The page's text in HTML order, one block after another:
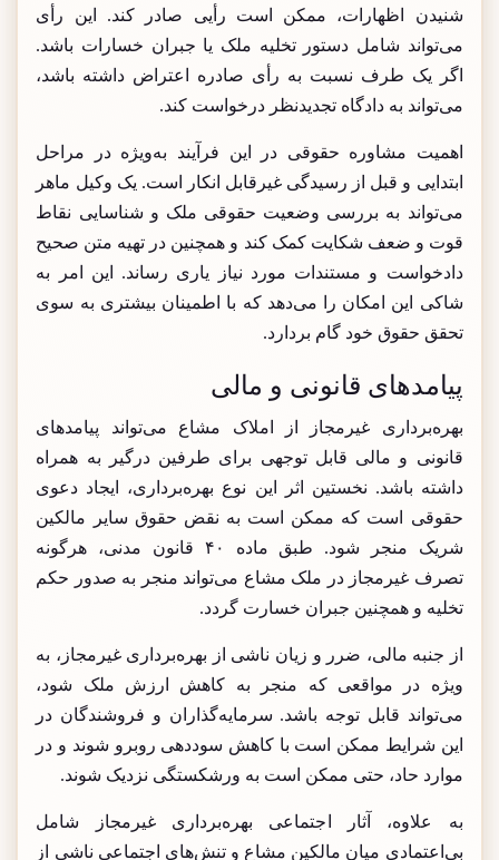
شنیدن اظهارات، ممکن است رأیی صادر کند. این رأی
می‌تواند شامل دستور تخلیه ملک یا جبران خسارات باشد.
اگر یک طرف نسبت به رأی صادره اعتراض داشته باشد،
می‌تواند به دادگاه تجدیدنظر درخواست کند.
اهمیت مشاوره حقوقی در این فرآیند به‌ویژه در مراحل
ابتدایی و قبل از رسیدگی غیرقابل انکار است. یک وکیل ماهر
می‌تواند به بررسی وضعیت حقوقی ملک و شناسایی نقاط
قوت و ضعف شکایت کمک کند و همچنین در تهیه متن صحیح
دادخواست و مستندات مورد نیاز یاری رساند. این امر به
شاکی این امکان را می‌دهد که با اطمینان بیشتری به سوی
تحقق حقوق خود گام بردارد.
پیامدهای قانونی و مالی
بهره‌برداری غیرمجاز از املاک مشاع می‌تواند پیامدهای
قانونی و مالی قابل توجهی برای طرفین درگیر به همراه
داشته باشد. نخستین اثر این نوع بهره‌برداری، ایجاد دعوی
حقوقی است که ممکن است به نقض حقوق سایر مالکین
شریک منجر شود. طبق ماده ۴۰ قانون مدنی، هرگونه
تصرف غیرمجاز در ملک مشاع می‌تواند منجر به صدور حکم
تخلیه و همچنین جبران خسارت گردد.
از جنبه مالی، ضرر و زیان ناشی از بهره‌برداری غیرمجاز، به
ویژه در مواقعی که منجر به کاهش ارزش ملک شود،
می‌تواند قابل توجه باشد. سرمایه‌گذاران و فروشندگان در
این شرایط ممکن است با کاهش سوددهی روبرو شوند و در
موارد حاد، حتی ممکن است به ورشکستگی نزدیک شوند.
به علاوه، آثار اجتماعی بهره‌برداری غیرمجاز شامل
بی‌اعتمادی میان مالکین مشاع و تنش‌های اجتماعی ناشی از